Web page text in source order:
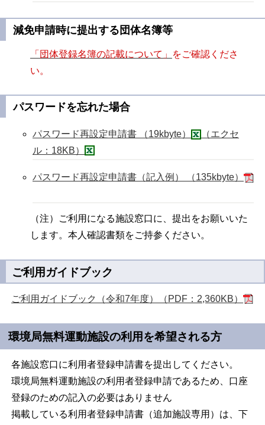
減免申請時に提出する団体名簿等
「団体登録名簿の記載について」
をご確認くださ
い。
パスワードを忘れた場合
パスワード再設定申請書 （19kbyte）
（エクセ
ル：18KB）
パスワード再設定申請書（記入例） （135kbyte）
（注）ご利用になる施設窓口に、提出をお願いいた
します。本人確認書類をご持参ください。
ご利用ガイドブック
ご利用ガイドブック（令和7年度）（PDF：2,360KB）
環境局無料運動施設の利用を希望される方
各施設窓口に利用者登録申請書を提出してください。
環境局無料運動施設の利用者登録申請であるため、口座
登録のための記入の必要はありません
掲載している利用者登録申請書（追加施設専用）は、下